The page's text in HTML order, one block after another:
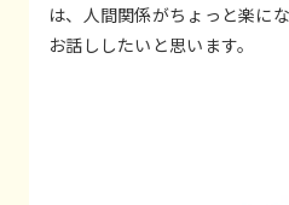
は、人間関係がちょっと楽に
お話ししたいと思います。